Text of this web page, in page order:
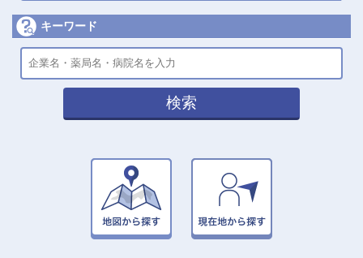
キーワード
検索